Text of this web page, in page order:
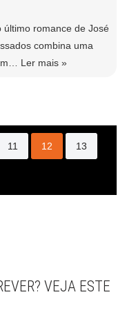
último romance de José
combina uma
Ler mais »
11 12 13
VEJA ESTE